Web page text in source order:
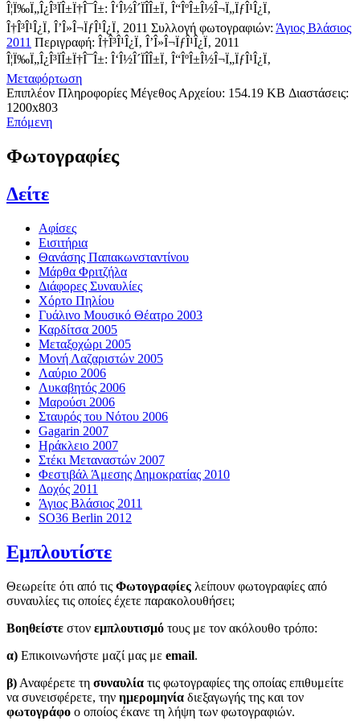
Î¦Ï‰Ï„Î¿Î³ÏÎ±Ï†Î¯Î±: Î‘Î½Î´ÏÎ­Î±Ï‚ Î“ÎºÎ±Î½Î¬Ï„ÏƒÎ¹Î¿Ï‚
Î†Î³Î¹Î¿Ï‚ Î’Î»Î¬ÏƒÎ¹Î¿Ï‚ 2011 Συλλογή φωτογραφιών: Άγιος Βλάσιος
2011 Περιγραφή: Î†Î³Î¹Î¿Ï‚ Î’Î»Î¬ÏƒÎ¹Î¿Ï‚ 2011
Î¦Ï‰Ï„Î¿Î³ÏÎ±Ï†Î¯Î±: Î‘Î½Î´ÏÎ­Î±Ï‚ Î“ÎºÎ±Î½Î¬Ï„ÏƒÎ¹Î¿Ï‚
Μεταφόρτωση
Επιπλέον Πληροφορίες Μέγεθος Αρχείου: 154.19 KB Διαστάσεις:
1200x803
Επόμενη
Φωτογραφίες
Δείτε
Αφίσες
Εισιτήρια
Θανάσης Παπακωνσταντίνου
Μάρθα Φριτζήλα
Διάφορες Συναυλίες
Χόρτο Πηλίου
Γυάλινο Μουσικό Θέατρο 2003
Καρδίτσα 2005
Μεταξοχώρι 2005
Μονή Λαζαριστών 2005
Λαύριο 2006
Λυκαβητός 2006
Μαρούσι 2006
Σταυρός του Νότου 2006
Gagarin 2007
Ηράκλειο 2007
Στέκι Μεταναστών 2007
Φεστιβάλ Άμεσης Δημοκρατίας 2010
Δοχός 2011
Άγιος Βλάσιος 2011
SO36 Berlin 2012
Εμπλουτίστε
Θεωρείτε ότι από τις Φωτογραφίες λείπουν φωτογραφίες από
συναυλίες τις οποίες έχετε παρακολουθήσει;
Βοηθείστε στον εμπλουτισμό τους με τον ακόλουθο τρόπο:
α) Επικοινωνήστε μαζί μας με email.
β) Αναφέρετε τη συναυλία τις φωτογραφίες της οποίας επιθυμείτε
να συνεισφέρετε, την ημερομηνία διεξαγωγής της και τον
φωτογράφο ο οποίος έκανε τη λήψη των φωτογραφιών.